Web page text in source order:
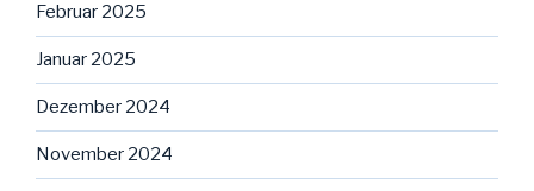
Februar 2025
Januar 2025
Dezember 2024
November 2024